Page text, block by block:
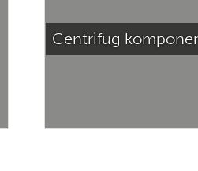
Centrifug